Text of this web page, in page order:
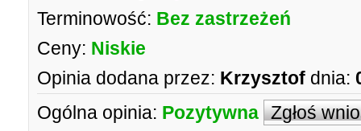
Terminowość: Bez zastrzeżeń
Ceny: Niskie
Opinia dodana przez: Krzysztof dnia:
Ogólna opinia: Pozytywna Zgłoś